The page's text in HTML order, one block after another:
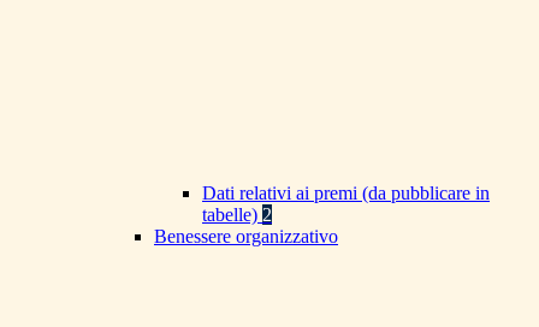
Dati relativi ai premi (da pubblicare in
tabelle) 2
Benessere organizzativo